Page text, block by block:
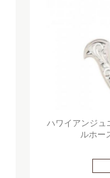
ハワイアンジュ
ルホー